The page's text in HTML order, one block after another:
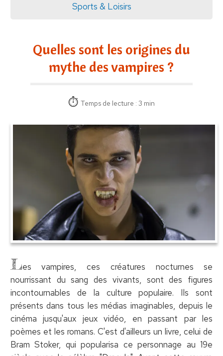
Sports & Loisirs
Quelles sont les origines du
mythe des vampires ?
Temps de lecture : 3 min
Les vampires, ces créatures nocturnes se
nourrissant du sang des vivants, sont des figures
incontournables de la culture populaire. Ils sont
présents dans tous les médias imaginables, depuis le
cinéma jusqu'aux jeux vidéo, en passant par les
poèmes et les romans. C'est d'ailleurs un livre, celui de
Bram Stoker, qui popularisa ce personnage au 19e